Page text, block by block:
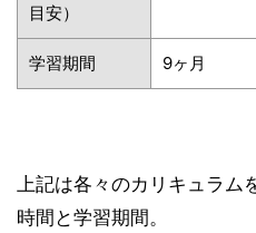
目安）
学習期間 9ヶ月
上記は各々のカリキュラ
時間と学習期間。